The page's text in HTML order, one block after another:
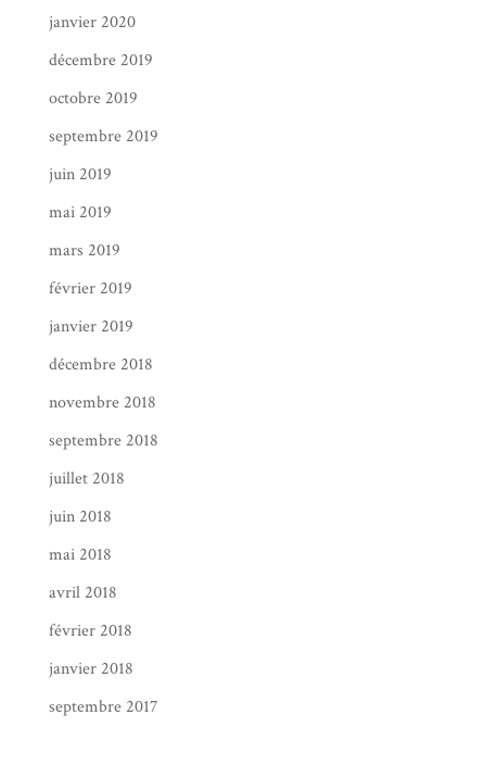
janvier 2020
décembre 2019
octobre 2019
septembre 2019
juin 2019
mai 2019
mars 2019
février 2019
janvier 2019
décembre 2018
novembre 2018
septembre 2018
juillet 2018
juin 2018
mai 2018
avril 2018
février 2018
janvier 2018
septembre 2017